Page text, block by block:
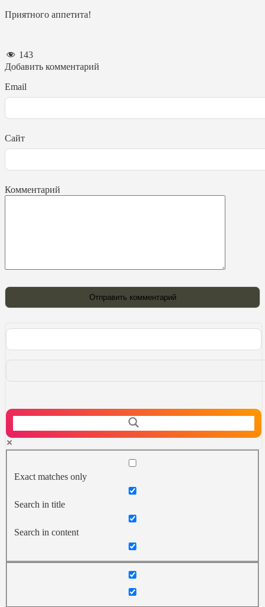
Приятного аппетита!
143
Добавить комментарий
Email
Сайт
Комментарий
Exact matches only
Search in title
Search in content